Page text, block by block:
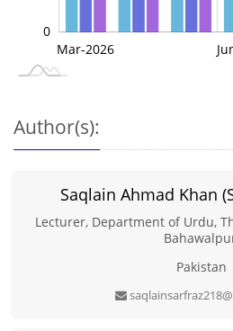
0
L
Mar-2026
May-2026
Jul-2026
Author(s):
Saqlain Ahmad Khan
Lecturer, Department of Urdu,
Pakistan